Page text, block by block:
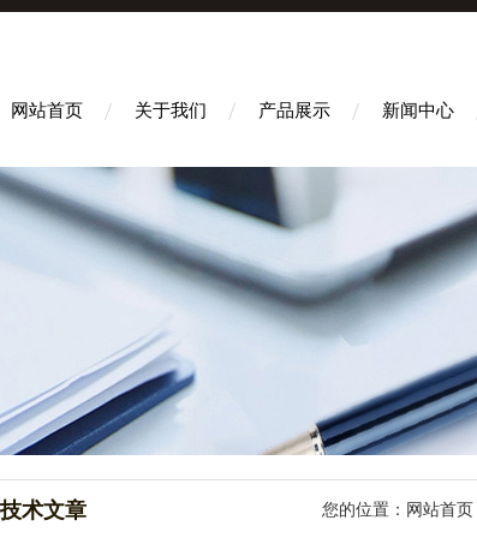
网站首页 关于我们 产品展示 新闻中心
技术文章 您的位置： 网站首页